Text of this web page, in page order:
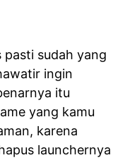
pasti sudah yang
ingin
itu
yang kamu
karena
launchernya